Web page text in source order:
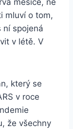
měsíce, ne
mluví o tom,
ní spojená
v létě. V
který se
v roce
že všechny